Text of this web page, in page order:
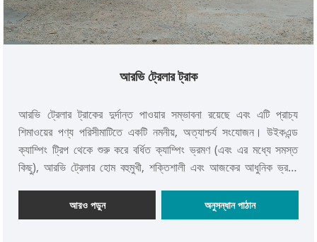
আরভি ট্রেলার ট্রাক
আরভি ট্রেলার ট্রাকের দুর্দান্ত পাওয়ার সম্ভাবনা রয়েছে এবং এটি প্রাচ্য
শিমাওয়ের পণ্য পরিসীমাটিতে একটি নমনীয়, অত্যাশ্চর্য সংযোজন। উইকএন্ড
ক্যাম্পিং ট্রিপ থেকে শুরু করে বর্ধিত ক্যাম্পিং ভ্রমণ (এবং এর মধ্যে সমস্ত
কিছু), আরভি ট্রেলার হোম বহুমুখী, শক্তিশালী এবং আজকের আধুনিক ভ্রমণ
আরও পড়ুন অনুসন্ধান পাঠান